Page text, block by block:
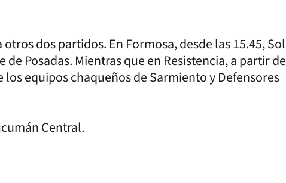
dos partidos. En Formosa, desde las 15.45, Sol
Posadas. Mientras que en Resistencia, a partir de
equipos chaqueños de Sarmiento y Defensores
Central.